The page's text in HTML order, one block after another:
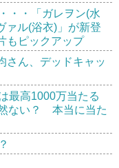
・・「ガレヲン(水
ァル(浴衣)」が新登
もピックアップ
さん、デッドキャッ
最高1000万当たる
ない？ 本当に当た